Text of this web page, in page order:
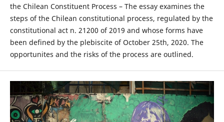
the Chilean Constituent Process – The essay examines the
steps of the Chilean constitutional process, regulated by the
constitutional act n. 21200 of 2019 and whose forms have
been defined by the plebiscite of October 25th, 2020. The
opportunites and the risks of the process are outlined.